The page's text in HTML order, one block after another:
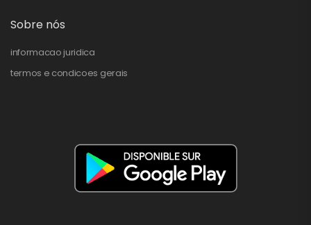
Sobre nós
informacao juridica
termos e condicoes gerais